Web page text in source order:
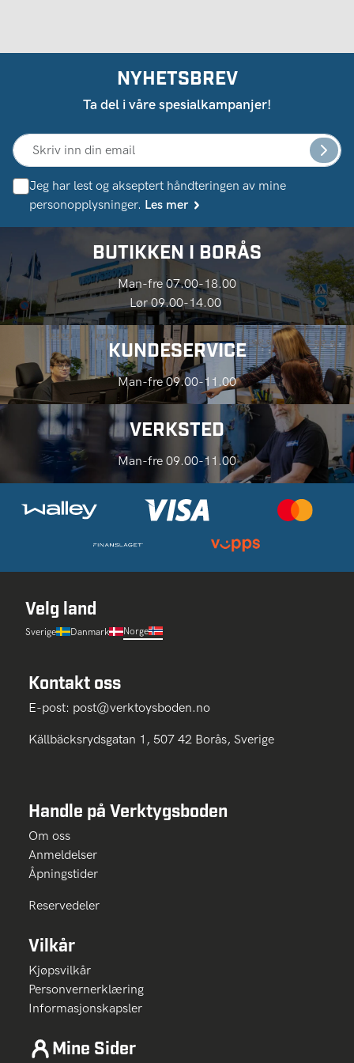
NYHETSBREV
Ta del i våre spesialkampanjer!
Jeg har lest og akseptert håndteringen av mine
personopplysninger. Les mer
BUTIKKEN I BORÅS
Man-fre 07.00-18.00
Lør 09.00-14.00
KUNDESERVICE
Man-fre 09.00-11.00
VERKSTED
Man-fre 09.00-11.00
Velg land
Sverige Danmark Norge
Kontakt oss
E-post: post@verktoysboden.no
Källbäcksrydsgatan 1, 507 42 Borås, Sverige
Handle på Verktygsboden
Om oss
Anmeldelser
Åpningstider
Reservedeler
Vilkår
Kjøpsvilkår
Personvernerklæring
Informasjonskapsler
Mine Sider